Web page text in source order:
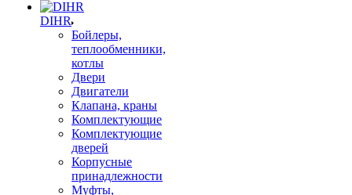
DIHR
Бойлеры,
теплообменники,
котлы
Двери
Двигатели
Клапана, краны
Комплектующие
Комплектующие
дверей
Корпусные
принадлежности
Муфты,